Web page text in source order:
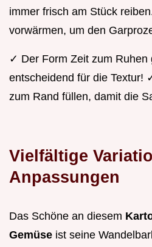
immer frisch am Stück
vorwärmen, um den
✓ Der Form Zeit zum Ruhen
entscheidend für die Textur!
zum Rand füllen, damit die
Vielfältige
Anpassungen
Das Schöne an diesem
Gemüse ist seine